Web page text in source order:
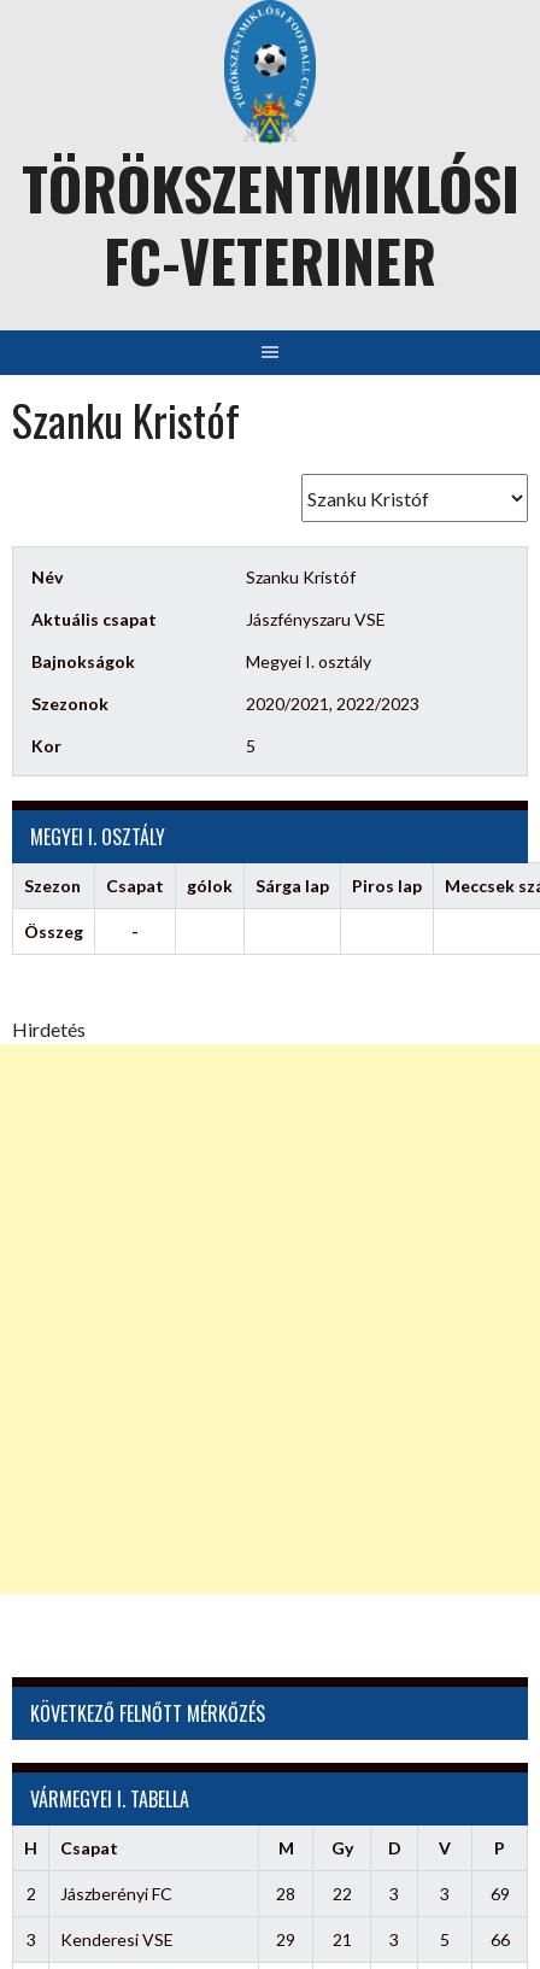
TÖRÖKSZENTMIKLÓSI
FC-VETERINER
Szanku Kristóf
Név Szanku Kristóf
Aktuális csapat Jászfényszaru VSE
Bajnokságok Megyei I. osztály
Szezonok 2020/2021, 2022/2023
Kor 5
MEGYEI I. OSZTÁLY
Szezon Csapat gólok Sárga lap Piros lap Meccsek
Összeg -
Hirdetés
KÖVETKEZŐ FELNŐTT MÉRKŐZÉS
VÁRMEGYEI I. TABELLA
H Csapat M Gy D V P
2 Jászberényi FC 28 22 3 3 69
3 Kenderesi VSE 29 21 3 5 66